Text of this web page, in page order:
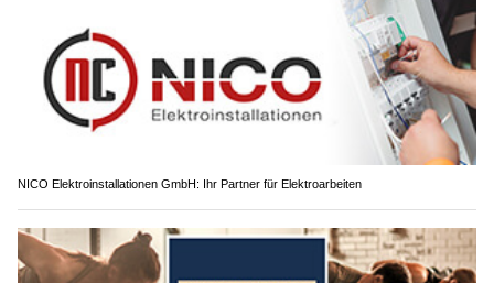
NICO Elektroinstallationen GmbH: Ihr Partner für Elektroarbeiten